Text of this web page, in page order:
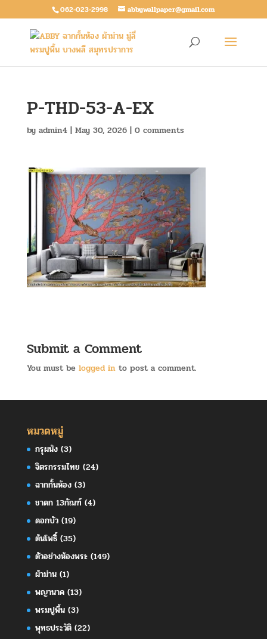
062-023-2998 abbywallpaper@gmail.com
P-THD-53-A-EX
by admin4| May 30, 2026| 0 comments
Submit a Comment
You must be logged into post a comment.
หมวดหมู่
กรุผนัง(3)
จิตรกรรมไทย (24)
ฉากกั้นห้อง(3)
ชาดก 13กัณฑ์(4)
ดอกบัว(19)
ต้นโพธิ์(35)
ตัวอย่างห้องพระ(149)
ผ้าม่าน(1)
พญานาค(13)
พรมปูพื้น(3)
พุทธประวัติ(22)